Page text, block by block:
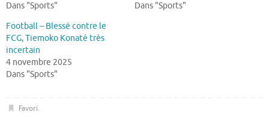
Dans "Sports"
Dans "Sports"
Football – Blessé contre le
FCG, Tiemoko Konaté très
incertain
4 novembre 2025
Dans "Sports"
Favori.